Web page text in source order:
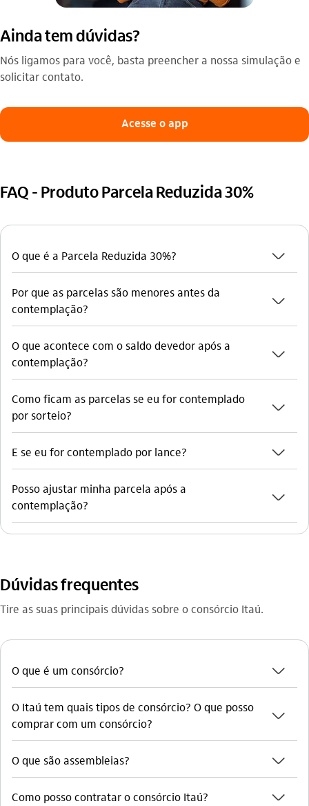
Ainda tem dúvidas?
Nós ligamos para você, basta preencher a nossa simulação e
solicitar contato.
Acesse o app
FAQ - Produto Parcela Reduzida 30%
O que é a Parcela Reduzida 30%? seta_baixo
Por que as parcelas são menores antes da
contemplação?
seta_baixo
O que acontece com o saldo devedor após a
contemplação?
seta_baixo
Como ficam as parcelas se eu for contemplado
por sorteio?
seta_baixo
E se eu for contemplado por lance? seta_baixo
Posso ajustar minha parcela após a
contemplação?
seta_baixo
Dúvidas frequentes
Tire as suas principais dúvidas sobre o consórcio Itaú.
O que é um consórcio? seta_baixo
O Itaú tem quais tipos de consórcio? O que posso
comprar com um consórcio?
seta_baixo
O que são assembleias? seta_baixo
Como posso contratar o consórcio Itaú? seta_baixo